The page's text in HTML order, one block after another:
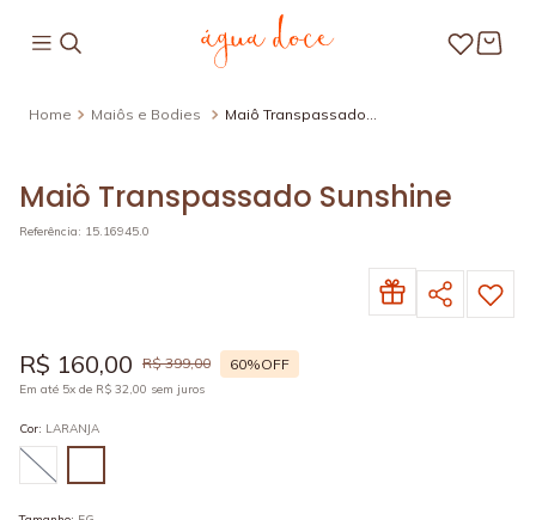
Maiôs e Bodies
Maiô Transpassado
Maiô Transpassado Sunshine
Referência: 15.16945.0
R$ 160,00 R$ 399,00 60%OFF
Em até 5x de R$ 32,00 sem juros
Cor: LARANJA